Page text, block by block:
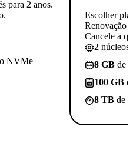
para 2 anos.
NVMe
Escolher
Renovação
Cancele a
2 núcleos
8 GB de
100 GB
8 TB de